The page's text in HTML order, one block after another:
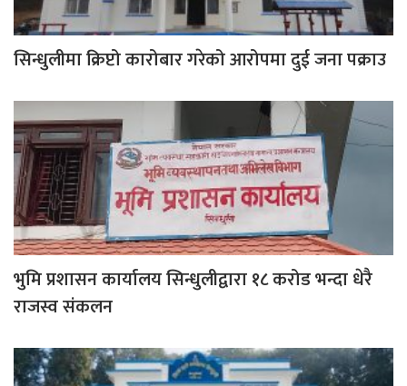
सिन्धुलीमा क्रिप्टो कारोबार गरेको आरोपमा दुई जना पक्राउ
भुमि प्रशासन कार्यालय सिन्धुलीद्वारा १८ करोड भन्दा धेरै
राजस्व संकलन